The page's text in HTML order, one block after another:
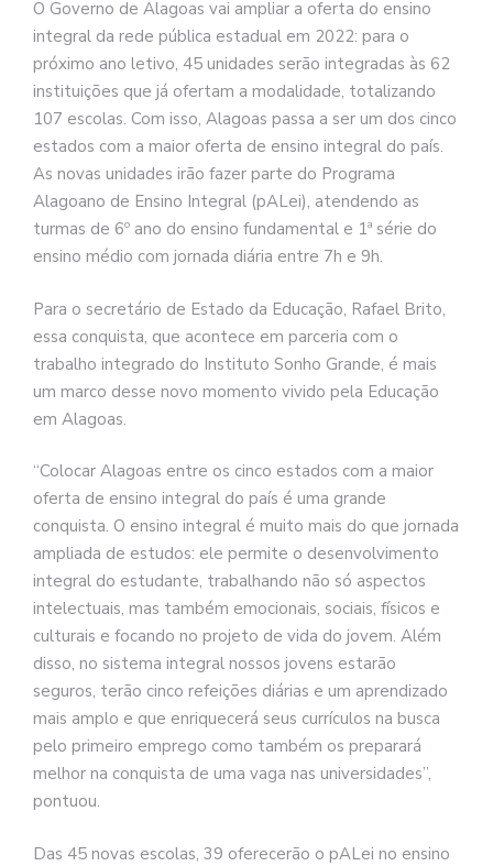
O Governo de Alagoas vai ampliar a oferta do ensino
integral da rede pública estadual em 2022: para o
próximo ano letivo, 45 unidades serão integradas às 62
instituições que já ofertam a modalidade, totalizando
107 escolas. Com isso, Alagoas passa a ser um dos cinco
estados com a maior oferta de ensino integral do país.
As novas unidades irão fazer parte do Programa
Alagoano de Ensino Integral (pALei), atendendo as
turmas de 6º ano do ensino fundamental e 1ª série do
ensino médio com jornada diária entre 7h e 9h.
Para o secretário de Estado da Educação, Rafael Brito,
essa conquista, que acontece em parceria com o
trabalho integrado do Instituto Sonho Grande, é mais
um marco desse novo momento vivido pela Educação
em Alagoas.
“Colocar Alagoas entre os cinco estados com a maior
oferta de ensino integral do país é uma grande
conquista. O ensino integral é muito mais do que jornada
ampliada de estudos: ele permite o desenvolvimento
integral do estudante, trabalhando não só aspectos
intelectuais, mas também emocionais, sociais, físicos e
culturais e focando no projeto de vida do jovem. Além
disso, no sistema integral nossos jovens estarão
seguros, terão cinco refeições diárias e um aprendizado
mais amplo e que enriquecerá seus currículos na busca
pelo primeiro emprego como também os preparará
melhor na conquista de uma vaga nas universidades”,
pontuou.
Das 45 novas escolas, 39 oferecerão o pALei no ensino